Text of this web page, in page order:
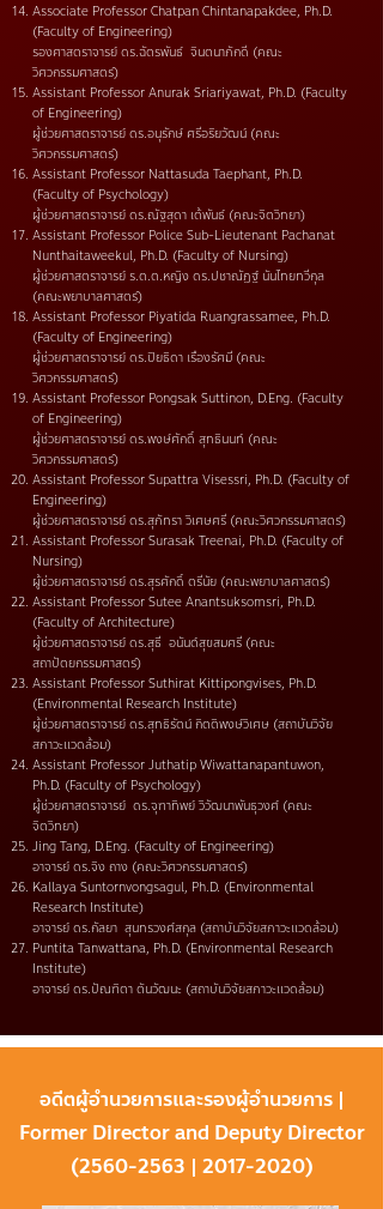
Associate Professor Chatpan Chintanapakdee, Ph.D.
(Faculty of Engineering)
รองศาสตราจารย์ ดร.ฉัตรพันธ์ จินตนาภักดี (คณะ
วิศวกรรมศาสตร์)
Assistant Professor Anurak Sriariyawat, Ph.D. (Faculty
of Engineering)
ผู้ช่วยศาสตราจารย์ ดร.อนุรักษ์ ศรีอริยวัฒน์ (คณะ
วิศวกรรมศาสตร์)
Assistant Professor Nattasuda Taephant, Ph.D.
(Faculty of Psychology)
ผู้ช่วยศาสตราจารย์ ดร.ณัฐสุดา เต้พันธ์ (คณะจิตวิทยา)
Assistant Professor Police Sub-Lieutenant Pachanat
Nunthaitaweekul, Ph.D. (Faculty of Nursing)
ผู้ช่วยศาสตราจารย์ ร.ต.ต.หญิง ดร.ปชาณัฏฐ์ นันไทยทวีกุล
(คณะพยาบาลศาสตร์)
Assistant Professor Piyatida Ruangrassamee, Ph.D.
(Faculty of Engineering)
ผู้ช่วยศาสตราจารย์ ดร.ปิยธิดา เรืองรัศมี (คณะ
วิศวกรรมศาสตร์)
Assistant Professor Pongsak Suttinon, D.Eng. (Faculty
of Engineering)
ผู้ช่วยศาสตราจารย์ ดร.พงษ์ศักดิ์ สุทธินนท์ (คณะ
วิศวกรรมศาสตร์)
Assistant Professor Supattra Visessri, Ph.D. (Faculty of
Engineering)
ผู้ช่วยศาสตราจารย์ ดร.สุภัทรา วิเศษศรี (คณะวิศวกรรมศาสตร์)
Assistant Professor Surasak Treenai, Ph.D. (Faculty of
Nursing)
ผู้ช่วยศาสตราจารย์ ดร.สุรศักดิ์ ตรีนัย (คณะพยาบาลศาสตร์)
Assistant Professor Sutee Anantsuksomsri, Ph.D.
(Faculty of Architecture)
ผู้ช่วยศาสตราจารย์ ดร.สุธี อนันต์สุขสมศรี (คณะ
สถาปัตยกรรมศาสตร์)
Assistant Professor Suthirat Kittipongvises, Ph.D.
(Environmental Research Institute)
ผู้ช่วยศาสตราจารย์ ดร.สุทธิรัตน์ กิตติพงษ์วิเศษ (สถาบันวิจัย
สภาวะแวดล้อม)
Assistant Professor Juthatip Wiwattanapantuwon,
Ph.D. (Faculty of Psychology)
ผู้ช่วยศาสตราจารย์ ดร.จุฑาทิพย์ วิวัฒนาพันธุวงศ์ (คณะ
จิตวิทยา)
Jing Tang, D.Eng. (Faculty of Engineering)
อาจารย์ ดร.จิง ถาง (คณะวิศวกรรมศาสตร์)
Kallaya Suntornvongsagul, Ph.D. (Environmental
Research Institute)
อาจารย์ ดร.กัลยา สุนทรวงศ์สกุล (สถาบันวิจัยสภาวะแวดล้อม)
Puntita Tanwattana, Ph.D. (Environmental Research
Institute)
อาจารย์ ดร.ปัณฑิตา ตันวัฒนะ (สถาบันวิจัยสภาวะแวดล้อม)
อดีตผู้อำนวยการและรองผู้อำนวยการ |
Former Director and Deputy Director
(​2560-2563 | 2017-2020)